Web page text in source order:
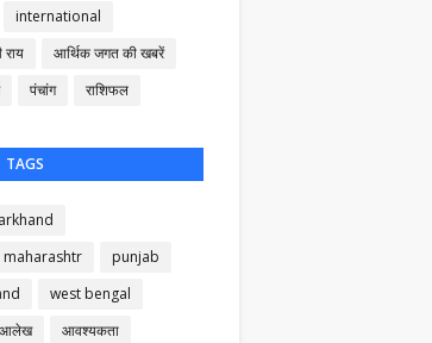
international
आर्थिक जगत की खबरें
पंचांग राशिफल
TAGS
maharashtr
punjab
west bengal
आलेख
आवश्यकता